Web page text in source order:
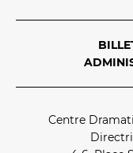
Centre